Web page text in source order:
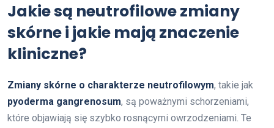
Jakie są neutrofilowe zmiany
skórne i jakie mają znaczenie
kliniczne?
Zmiany skórne o charakterze neutrofilowym, takie jak
pyoderma gangrenosum, są poważnymi schorzeniami,
które objawiają się szybko rosnącymi owrzodzeniami. Te